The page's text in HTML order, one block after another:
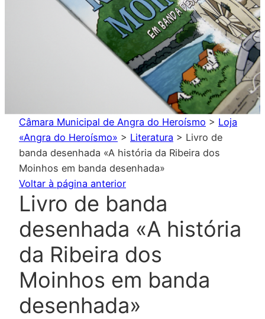
Câmara Municipal de Angra do Heroísmo > Loja
«Angra do Heroísmo» > Literatura > Livro de
banda desenhada «A história da Ribeira dos
Moinhos em banda desenhada»
Voltar à página anterior
Livro de banda
desenhada «A história
da Ribeira dos
Moinhos em banda
desenhada»